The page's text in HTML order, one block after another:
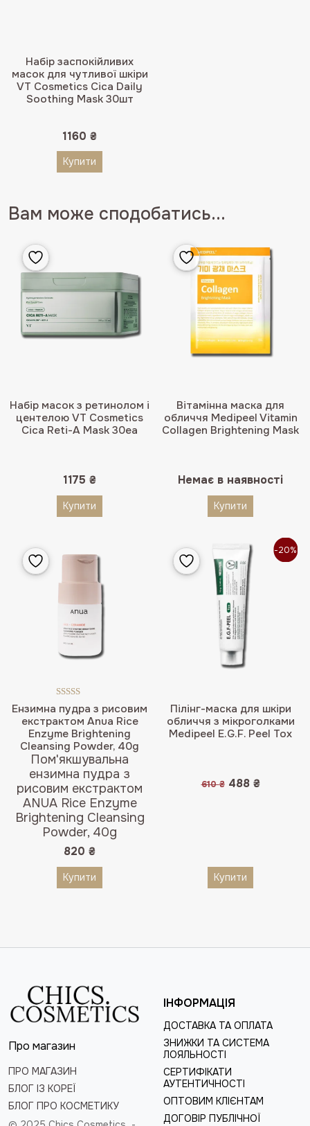
Набір заспокійливих
масок для чутливої шкіри
VT Cosmetics Cica Daily
Soothing Mask 30шт
1160 ₴
Купити
Вам може сподобатись...
Набір масок з ретинолом і
центелою VT Cosmetics
Cica Reti-A Mask 30ea
1175 ₴
Купити
Вітамінна маска для
обличчя Medipeel Vitamin
Collagen Brightening Mask
Немає в наявності
Купити
Ензимна пудра з рисовим
екстрактом Anua Rice
Enzyme Brightening
Cleansing Powder, 40g
Пом'якшувальна
ензимна пудра з
рисовим екстрактом
ANUA Rice Enzyme
Brightening Cleansing
Powder, 40g
Оцінено в
5.00з 5
820 ₴
Купити
-20%
Пілінг-маска для шкіри
обличчя з мікроголками
Medipeel E.G.F. Peel Tox
610₴ Оригінальна
488 ₴Поточна
Купити
Про магазин
ПРО МАГАЗИН
БЛОГ ІЗ КОРЕЇ
БЛОГ ПРО КОСМЕТИКУ
ІНФОРМАЦІЯ
ДОСТАВКА ТА ОПЛАТА
ЗНИЖКИ ТА СИСТЕМА
ЛОЯЛЬНОСТІ
СЕРТИФІКАТИ
АУТЕНТИЧНОСТІ
ОПТОВИМ КЛІЄНТАМ
ДОГОВІР ПУБЛІЧНОЇ